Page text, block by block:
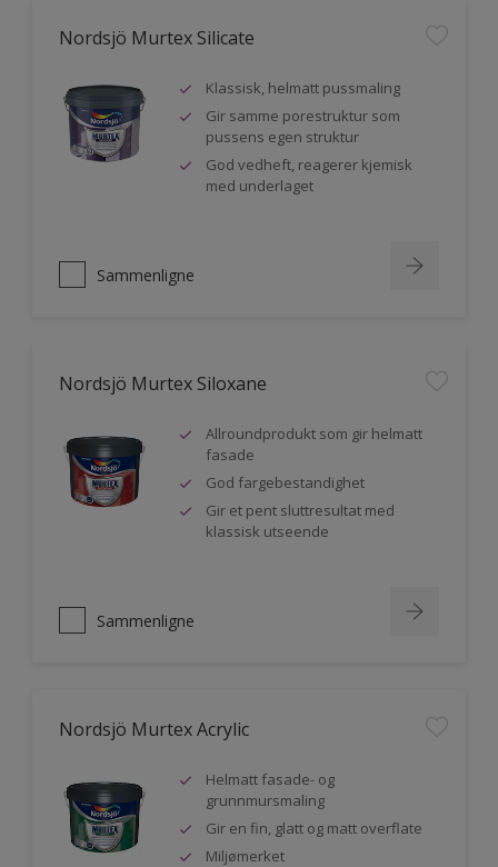
Nordsjö Murtex Silicate
Klassisk, helmatt pussmaling
Gir samme porestruktur som
pussens egen struktur
God vedheft, reagerer kjemisk
med underlaget
Sammenligne
Nordsjö Murtex Siloxane
Allroundprodukt som gir helmatt
fasade
God fargebestandighet
Gir et pent sluttresultat med
klassisk utseende
Sammenligne
Nordsjö Murtex Acrylic
Helmatt fasade- og
grunnmursmaling
Gir en fin, glatt og matt overflate
Miljømerket